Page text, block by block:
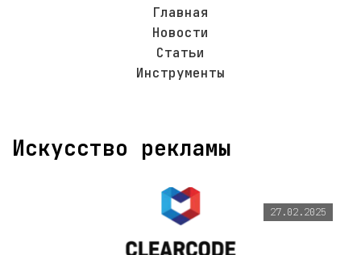
Главная
Новости
Статьи
Инструменты
Искусство рекламы
27.02.2025